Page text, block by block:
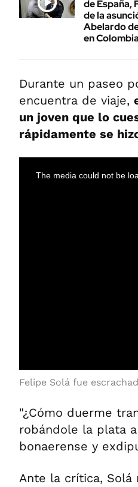
de España,
de la
Abelardo
en Colombia
Durante un paseo
encuentra de viaje,
un joven que lo
rápidamente se
Felipe Solá fue
"¿Cómo duerme
robándole la plata
bonaerense y
Ante la crítica, Solá